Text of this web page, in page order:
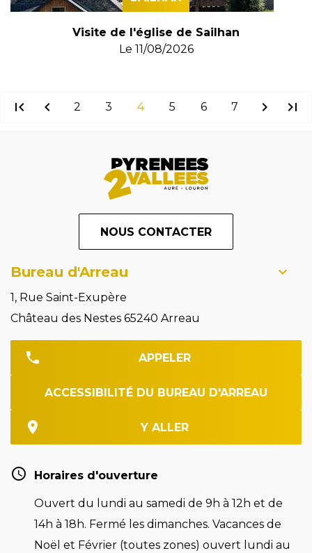
Visite de l'église de Sailhan
Le 11/08/2026
first_page chevron_left 2 3 4 5 6 7 chevron_right last_page
NOUS CONTACTER
Bureau d'Arreau
1, Rue Saint-Exupère
Château des Nestes 65240 Arreau
APPELER
ACCESSIBILITÉ DU BUREAU D'ARREAU
Y ALLER
Horaires d'ouverture
Ouvert du lundi au samedi de 9h à 12h et de
14h à 18h. Fermé les dimanches. Vacances de
Noël et Février (toutes zones) ouvert lundi au